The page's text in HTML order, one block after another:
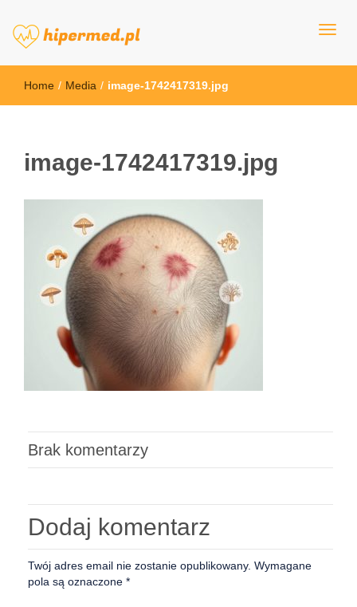
hipermed.pl
Home / Media / image-1742417319.jpg
image-1742417319.jpg
Brak komentarzy
Dodaj komentarz
Twój adres email nie zostanie opublikowany. Wymagane
pola są oznaczone *